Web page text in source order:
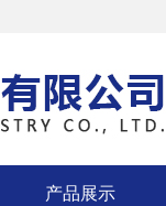
产品展示